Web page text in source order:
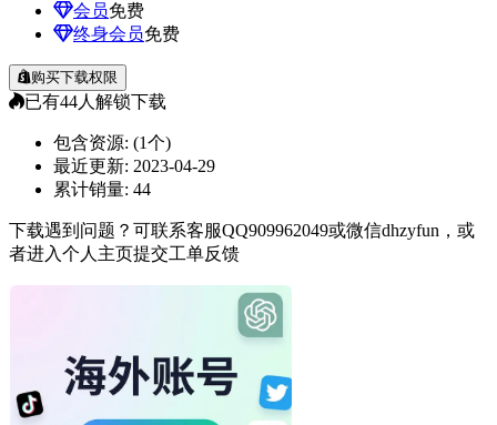
会员免费
终身会员免费
购买下载权限
已有44人解锁下载
包含资源: (1个)
最近更新: 2023-04-29
累计销量: 44
下载遇到问题？可联系客服QQ909962049或微信dhzyfun，或
者进入个人主页提交工单反馈